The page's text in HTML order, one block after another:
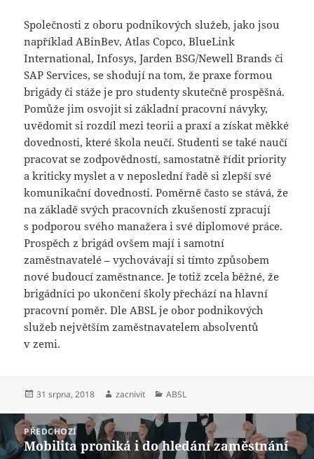
Společnosti z oboru podnikových služeb, jako jsou
například ABinBev, Atlas Copco, BlueLink
International, Infosys, Jarden BSG/Newell Brands či
SAP Services, se shodují na tom, že praxe formou
brigády či stáže je pro studenty skutečně prospěšná.
Pomůže jim osvojit si základní pracovní návyky,
uvědomit si rozdíl mezi teorii a praxí a získat měkké
dovednosti, které škola neučí. Studenti se také naučí
pracovat se zodpovědností, samostatně řídit priority
a kriticky myslet a v neposlední řadě si zlepší své
komunikační dovednosti. Poměrně často se stává, že
na základě svých pracovních zkušeností zpracují
s podporou svého manažera i své diplomové práce.
Prospěch z brigád ovšem mají i samotní
zaměstnavatelé – vychovávají si tímto způsobem
nové budoucí zaměstnance. Je totiž zcela běžné, že
brigádníci po ukončení školy přechází na hlavní
pracovní poměr. Dle ABSL je obor podnikových
služeb největším zaměstnavatelem absolventů
v zemi.
Publikováno:
31 srpna, 2018 Autor:
zacnivit Rubriky:
ABSL
Navigace
pro
příspěvek
PŘEDCHOZÍ
Předchozí
Mobilita proniká i do hledání zaměstnání